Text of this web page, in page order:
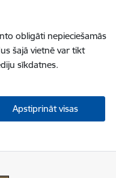
obligāti nepieciešamās
šajā vietnē var tikt
sīkdatnes.
Apstiprināt visas